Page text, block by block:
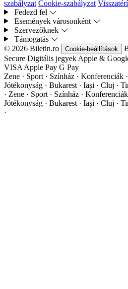
szabályzat Cookie-szabályzat
Fedezd fel
Események városonként
Szervezőknek
Támogatás
© 2026 Biletin.ro
Cookie-beállítások
Secure Digitális jegyek Apple &
VISA Apple Pay G Pay
Zene · Sport · Színház · Konferenciák
Jótékonyság · Bukarest · Iași · Cluj ·
· Zene · Sport · Színház ·
Jótékonyság · Bukarest · Iași · Cluj ·
·